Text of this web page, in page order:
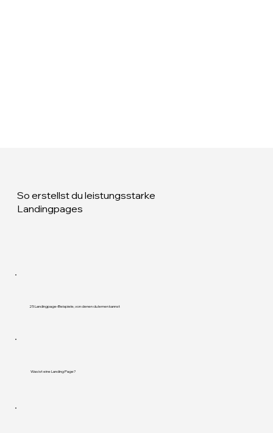
So erstellst du leistungsstarke
Landingpages
25 Landingpage-Beispiele, von denen du lernen kannst
Was ist eine Landing Page?